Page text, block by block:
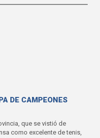
DE CAMPEONES
que se vistió de
como excelente de tenis,